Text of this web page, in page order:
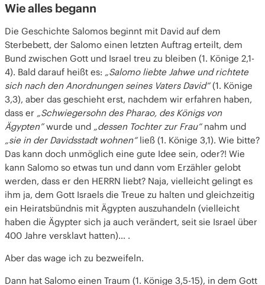
Wie alles begann
Die Geschichte Salomos beginnt mit David auf dem
Sterbebett, der Salomo einen letzten Auftrag erteilt, dem
Bund zwischen Gott und Israel treu zu bleiben (1. Könige 2,1-
4). Bald darauf heißt es: „Salomo liebte Jahwe und richtete
sich nach den Anordnungen seines Vaters David“(1. Könige
3,3), aber das geschieht erst, nachdem wir erfahren haben,
dass er „Schwiegersohn des Pharao, des Königs von
Ägypten”wurde und „dessen Tochter zur Frau“nahm und
„sie in der Davidsstadt wohnen“ließ (1. Könige 3,1). Wie bitte?
Das kann doch unmöglich eine gute Idee sein, oder?! Wie
kann Salomo so etwas tun und dann vom Erzähler gelobt
werden, dass er den HERRN liebt? Naja, vielleicht gelingt es
ihm ja, dem Gott Israels die Treue zu halten und gleichzeitig
ein Heiratsbündnis mit Ägypten auszuhandeln (vielleicht
haben die Ägypter sich ja auch verändert, seit sie Israel über
400 Jahre versklavt hatten)… .
Aber das wage ich zu bezweifeln.
Dann hat Salomo einen Traum (1. Könige 3,5-15), in dem Gott